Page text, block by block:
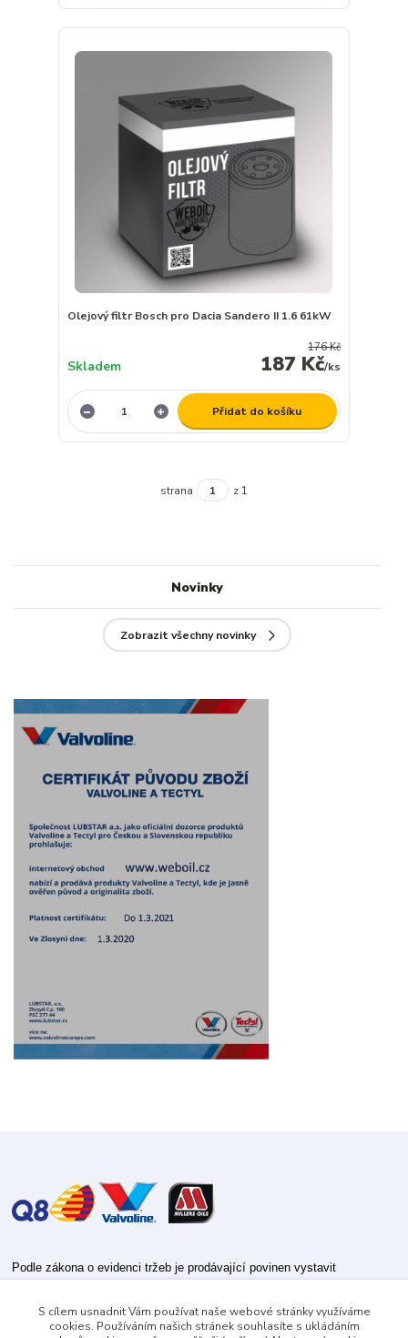
Olejový filtr Bosch pro Dacia Sandero II 1.6 61kW
176 Kč
187 Kč/ks
Skladem
Přidat do košíku
strana z 1
Novinky
Zobrazit všechny novinky
Podle zákona o evidenci tržeb je prodávající povinen vystavit
Zároveň je povinen zaevidovat přijatou tržbu u správce daně online; v
případě technického výpadku pak nejpozději do 48 hodin.
S cílem usnadnit Vám používat naše webové stránky využíváme
cookies. Používáním našich stránek souhlasíte s ukládáním